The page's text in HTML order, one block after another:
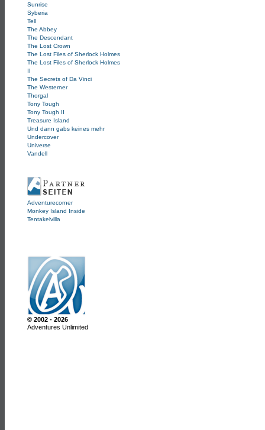
Sunrise
Syberia
Tell
The Abbey
The Descendant
The Lost Crown
The Lost Files of Sherlock Holmes
The Lost Files of Sherlock Holmes
II
The Secrets of Da Vinci
The Westerner
Thorgal
Tony Tough
Tony Tough II
Treasure Island
Und dann gabs keines mehr
Undercover
Universe
Vandell
Adventurecorner
Monkey Island Inside
Tentakelvilla
© 2002 - 2026
Adventures Unlimited